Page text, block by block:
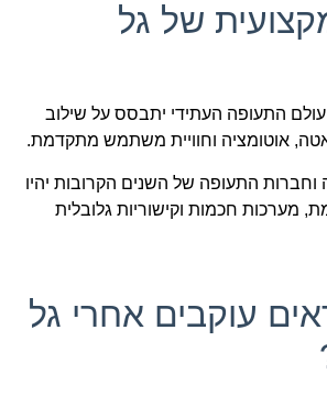
של גל
עולם התעופה העתידי יתבסס על שילוב
אוטומציה וחוויית משתמש מתקדמת.
וחברות התעופה של השנים הקרובות יהיו
מערכות חכמות וקישוריות גלובלית
עוקבים אחרי גל